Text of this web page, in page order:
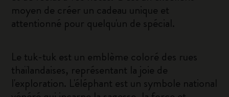
moyen de créer un cadeau unique et
attentionné pour quelqu'un de spécial.
Le tuk-tuk est un emblème coloré des rues
thaïlandaises, représentant la joie de
l'exploration. L'éléphant est un symbole national